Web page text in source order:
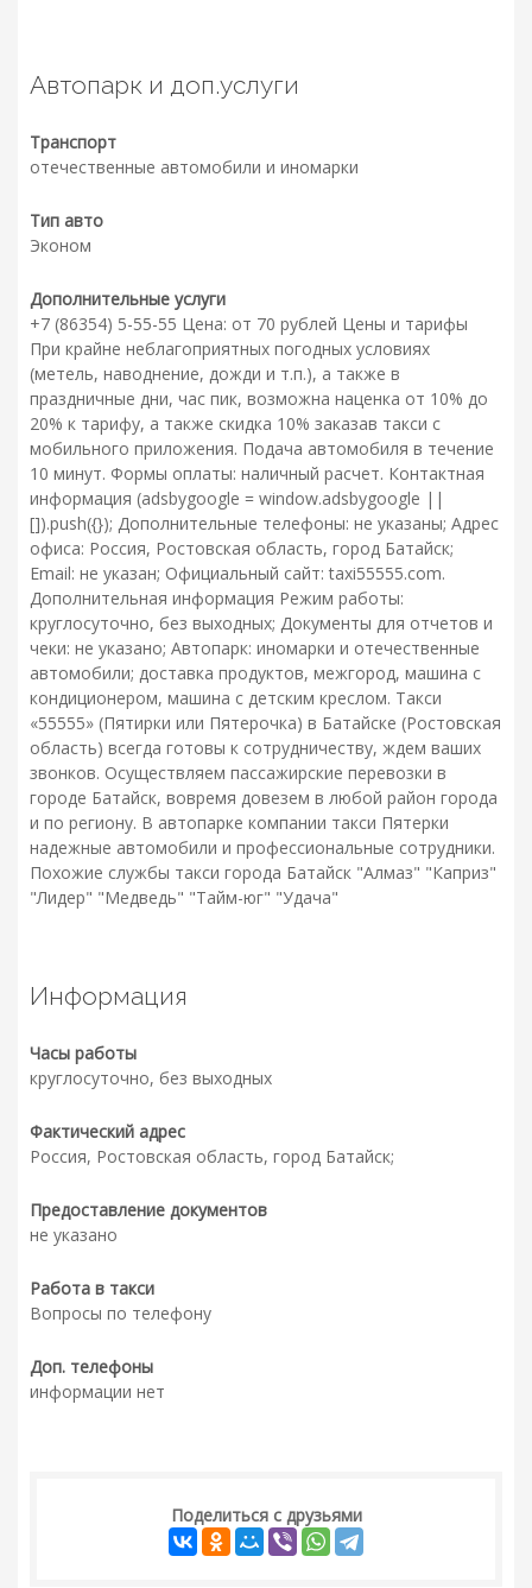
Автопарк и доп.услуги
Транспорт
отечественные автомобили и иномарки
Тип авто
Эконом
Дополнительные услуги
+7 (86354) 5-55-55 Цена: от 70 рублей Цены и тарифы
При крайне неблагоприятных погодных условиях
(метель, наводнение, дожди и т.п.), а также в
праздничные дни, час пик, возможна наценка от 10% до
20% к тарифу, а также скидка 10% заказав такси с
мобильного приложения. Подача автомобиля в течение
10 минут. Формы оплаты: наличный расчет. Контактная
информация (adsbygoogle = window.adsbygoogle ||
[]).push({}); Дополнительные телефоны: не указаны; Адрес
офиса: Россия, Ростовская область, город Батайск;
Email: не указан; Официальный сайт: taxi55555.com.
Дополнительная информация Режим работы:
круглосуточно, без выходных; Документы для отчетов и
чеки: не указано; Автопарк: иномарки и отечественные
автомобили; доставка продуктов, межгород, машина с
кондиционером, машина с детским креслом. Такси
«55555» (Пятирки или Пятерочка) в Батайске (Ростовская
область) всегда готовы к сотрудничеству, ждем ваших
звонков. Осуществляем пассажирские перевозки в
городе Батайск, вовремя довезем в любой район города
и по региону. В автопарке компании такси Пятерки
надежные автомобили и профессиональные сотрудники.
Похожие службы такси города Батайск "Алмаз" "Каприз"
"Лидер" "Медведь" "Тайм-юг" "Удача"
Информация
Часы работы
круглосуточно, без выходных
Фактический адрес
Россия, Ростовская область, город Батайск;
Предоставление документов
не указано
Работа в такси
Вопросы по телефону
Доп. телефоны
информации нет
Поделиться с друзьями